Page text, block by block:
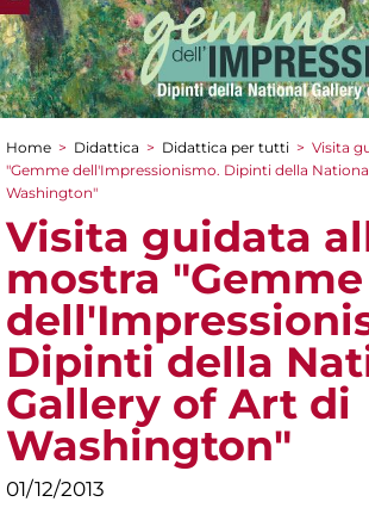
Tu sei qui
Home > Didattica > Didattica per tutti > Visita
"Gemme dell'Impressionismo. Dipinti della
Washington"
Visita guidata
mostra "Gemme
Dipinti della
Gallery of Art di
Washington"
01/12/2013